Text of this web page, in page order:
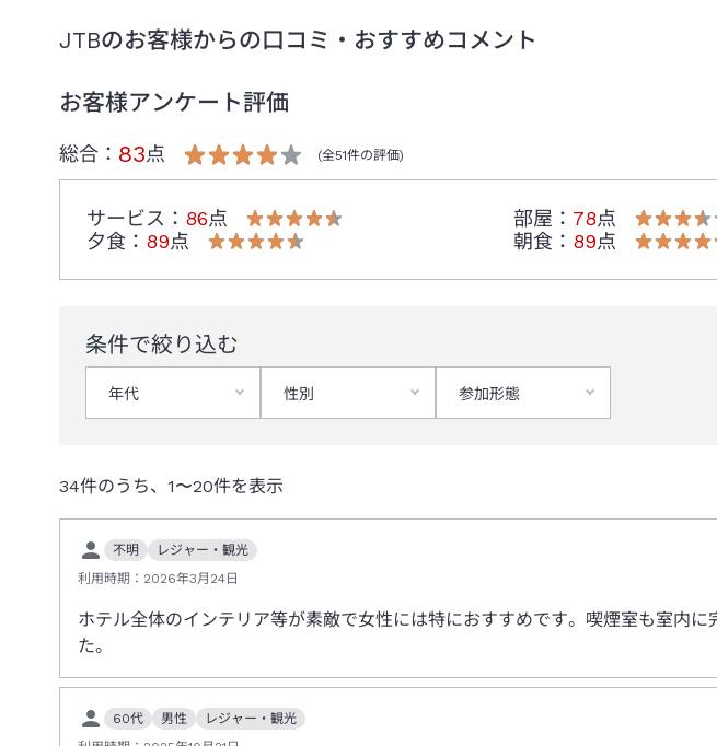
JTBのお客様からの口コミ・おすすめコメント
お客様アンケート評価
総合： 83点 (全51件の評価)
サービス ： 86点 部屋 ： 78点
夕食 ： 89点 朝食 ： 89点
条件で絞り込む
年代 性別 参加形態
34件のうち、 1〜20件を表示
不明
レジャー・観光
利用時期： 2026年3月24日
ホテル全体のインテリア等が素敵で女性には特におすすめです。喫煙室も室内
た。
60代 男性
レジャー・観光